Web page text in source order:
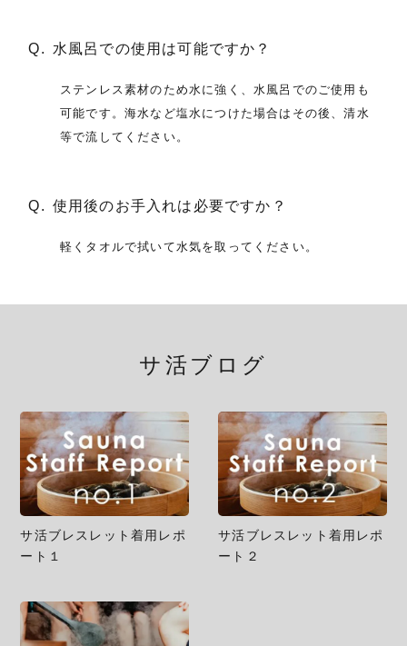
水風呂での使用は可能ですか？
ステンレス素材のため水に強く、水風呂でのご使用も
可能です。海水など塩水につけた場合はその後、清水
等で流してください。
使用後のお手入れは必要ですか？
軽くタオルで拭いて水気を取ってください。
サ活ブログ
サ活ブレスレット着用レポ
ート１
サ活ブレスレット着用レポ
ート２